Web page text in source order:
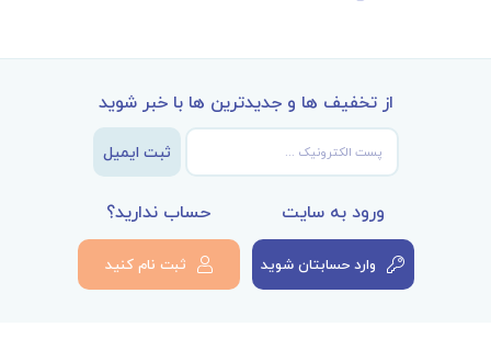
از تخفیف ها و جدیدترین ها با خبر شوید
ثبت ایمیل
ورود به سایت
وارد حسابتان شوید
حساب ندارید؟
ثبت نام کنید